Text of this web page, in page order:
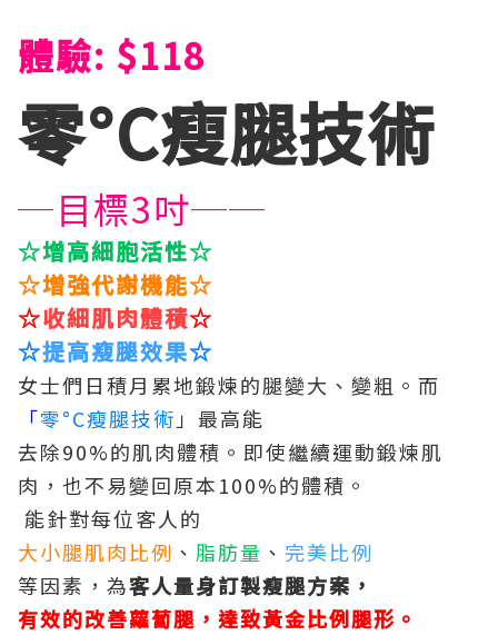
體驗: $118
零°C瘦腿技術
─目標3吋──
☆增高細胞活性☆
☆增強代謝機能☆
☆收細肌肉體積☆
☆提高瘦腿效果☆
女士們日積月累地鍛煉的腿變大、變粗。而
「零°C瘦腿技術 」最高能
去除90%的肌肉體積。即使繼續運動鍛煉肌
肉，也不易變回原本100%的體積。
能針對每位客人的
大小腿肌肉比例 、 脂肪量 、 完美比例
等因素，為客人量身訂製瘦腿方案，
有效的改善蘿蔔腿，達致黃金比例腿形。